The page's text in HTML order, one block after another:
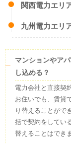
FIT電気(バイオ
FIT電気(水力)
太陽光
風力
小規模水力
バイオマス
その他
実績値を元に公開さ
者にあたる小売電気
ら、市場調達、常時
所が含まれません。
社の市場調達、常時
関西電力エリ
九州電力エリ
マンションやア
し込める？
電力会社と直接契
お住いでも、賃貸
り替えることがで
括で契約をしてい
替えることはでき